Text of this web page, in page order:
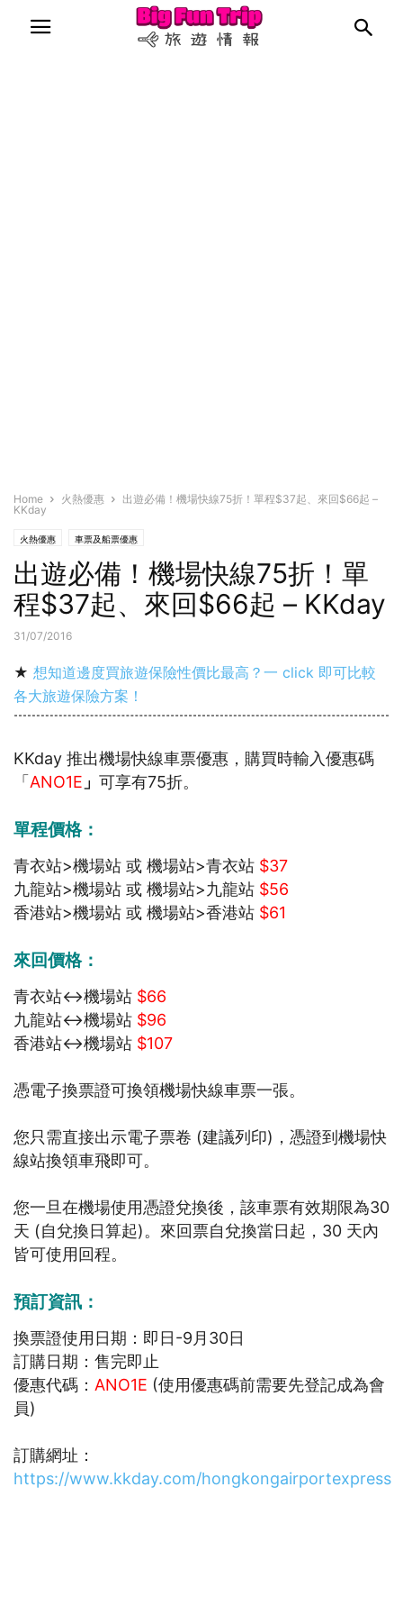
Home 火熱優惠
出遊必備！機場快線75折！單程$37起、來回$66起 –
KKday
火熱優惠 車票及船票優惠
出遊必備！機場快線75折！單
程$37起、來回$66起 – KKday
31/07/2016
★ 想知道邊度買旅遊保險性價比最高？一 click 即可比較
各大旅遊保險方案！
KKday 推出機場快線車票優惠，購買時輸入優惠碼
「 ANO1E 」 可享有75折。
單程價格：
青衣站>機場站 或 機場站>青衣站 $37
九龍站>機場站 或 機場站>九龍站 $56
香港站>機場站 或 機場站>香港站 $61
來回價格：
青衣站<->機場站 $66
九龍站<->機場站 $96
香港站<->機場站 $107
憑電子換票證可換領機場快線車票一張。
您只需直接出示電子票卷 (建議列印)，憑證到機場快
線站換領車飛即可。
您一旦在機場使用憑證兌換後，該車票有效期限為30
天 (自兌換日算起)。來回票自兌換當日起，30 天內
皆可使用回程。
預訂資訊：
換票證使用日期：即日-9月30日
訂購日期：售完即止
優惠代碼： ANO1E (使用優惠碼前需要先登記成為會
員)
訂購網址：
https://www.kkday.com/hongkongairportexpress